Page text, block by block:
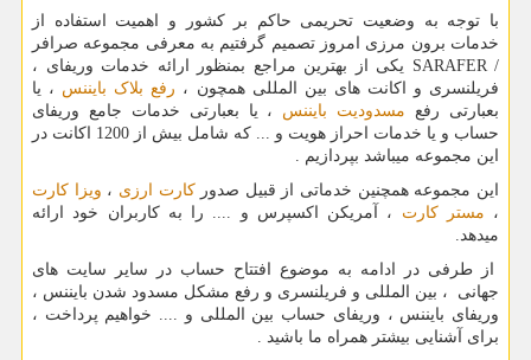
با توجه به وضعیت تحریمی حاکم بر کشور و اهمیت استفاده از
خدمات برون مرزی امروز تصمیم گرفتیم به معرفی مجموعه صرافر
/
SARAFER یکی از بهترین مراجع بمنظور ارائه خدمات وریفای ،
فریلنسری و اکانت های بین المللی همچون ، رفع بلاک بایننس ، یا
بعبارتی رفع مسدودیت بایننس ، یا بعبارتی خدمات جامع وریفای
حساب و یا خدمات احراز هویت و ... که شامل بیش از 1200 اکانت در
این مجموعه میباشد بپردازیم .
این مجموعه همچنین خدماتی از قبیل صدورکارت ارزی ، ویزا کارت
، مستر کارت ، آمریکن اکسپرس و .... را به کاربران خود ارائه
میدهد.
از طرفی در ادامه به موضوع افتتاح حساب در سایر سایت های
جهانی ، بین المللی و فریلنسری و رفع مشکل مسدود شدن بایننس ،
وریفای بایننس ، وریفای حساب بین المللی و .... خواهیم پرداخت ،
برای آشنایی بیشتر همراه ما باشید .